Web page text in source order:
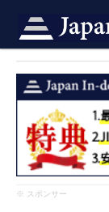
※ スポンサー